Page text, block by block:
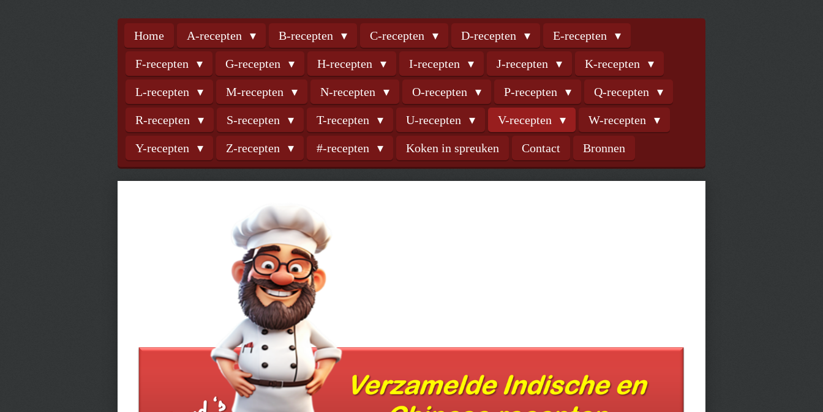
Home A-recepten B-recepten C-recepten D-recepten E-recepten
F-recepten G-recepten H-recepten I-recepten J-recepten K-recepten
L-recepten M-recepten N-recepten O-recepten P-recepten Q-recepten
R-recepten S-recepten T-recepten U-recepten V-recepten W-recepten
Y-recepten Z-recepten #-recepten Koken in spreuken Contact Bronnen